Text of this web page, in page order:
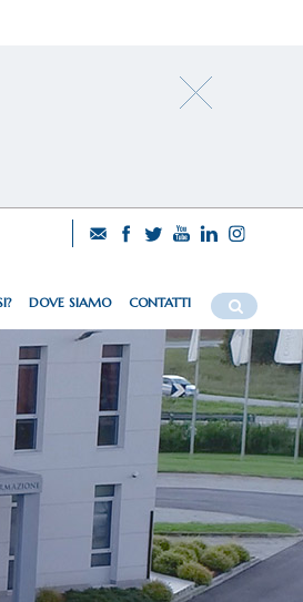
DOVE SIAMO CONTATTI